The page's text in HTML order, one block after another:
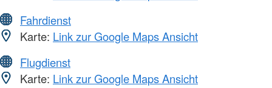
Fahrdienst
Karte: Link zur Google Maps Ansicht
Flugdienst
Karte: Link zur Google Maps Ansicht